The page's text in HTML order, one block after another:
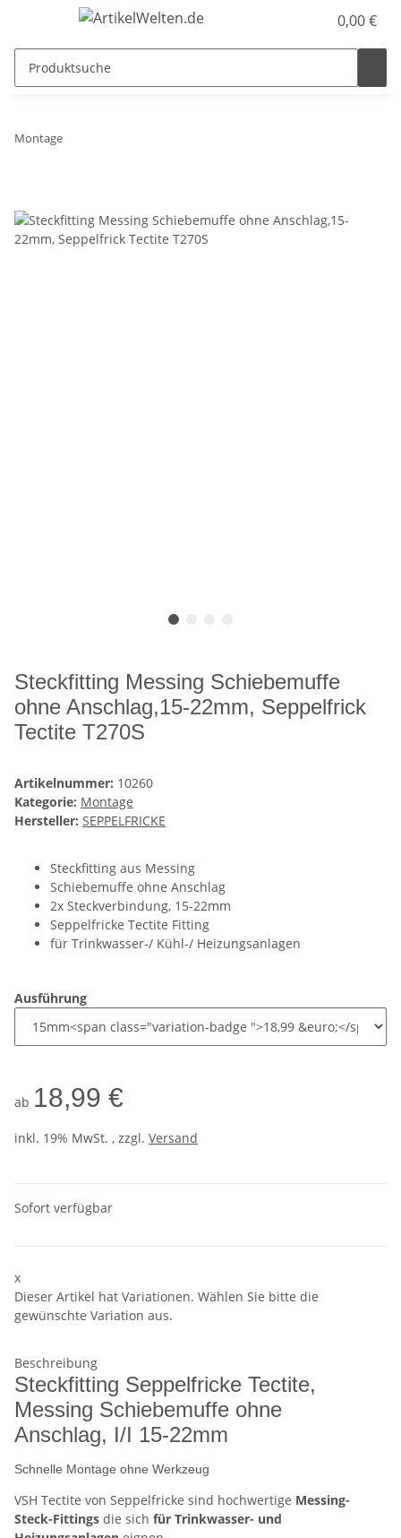
0,00 €
Montage
Steckfitting Messing Schiebemuffe
ohne Anschlag,15-22mm, Seppelfrick
Tectite T270S
Artikelnummer: 10260
Kategorie: Montage
Hersteller: SEPPELFRICKE
Steckfitting aus Messing
Schiebemuffe ohne Anschlag
2x Steckverbindung, 15-22mm
Seppelfricke Tectite Fitting
für Trinkwasser-/ Kühl-/ Heizungsanlagen
Ausführung
ab 18,99 €
inkl. 19% MwSt. , zzgl. Versand
Sofort verfügbar
x
Dieser Artikel hat Variationen. Wählen Sie bitte die
gewünschte Variation aus.
Beschreibung
Steckfitting Seppelfricke Tectite,
Messing Schiebemuffe ohne
Anschlag, I/I 15-22mm
Schnelle Montage ohne Werkzeug
VSH Tectite von Seppelfricke sind hochwertige Messing-
Steck-Fittings die sich für Trinkwasser- und